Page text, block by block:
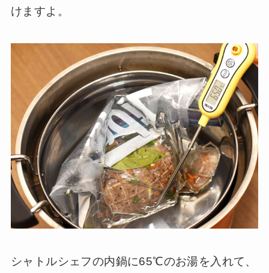
けますよ。
シャトルシェフの内鍋に65℃のお湯を入れて、